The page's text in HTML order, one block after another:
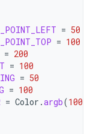
= 50
= 100
= 200
= 100
= 50
= 100
= Color .argb(100